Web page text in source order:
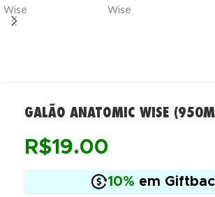
GALÃO ANATOMIC WISE
R$19.00
10% em